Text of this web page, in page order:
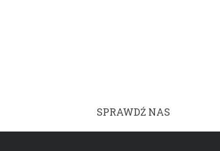
SPRAWDŹ NAS